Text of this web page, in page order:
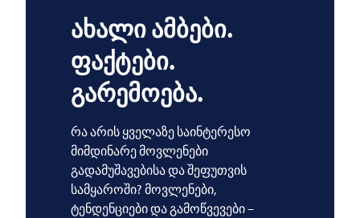
ახალი ამბები.
ფაქტები.
გარემოება.
რა არის ყველაზე საინტერესო
მიმდინარე მოვლენები
გადამუშავებისა და შეფუთვის
სამყაროში? მოვლენები,
ტენდენციები და გამოწვევები –